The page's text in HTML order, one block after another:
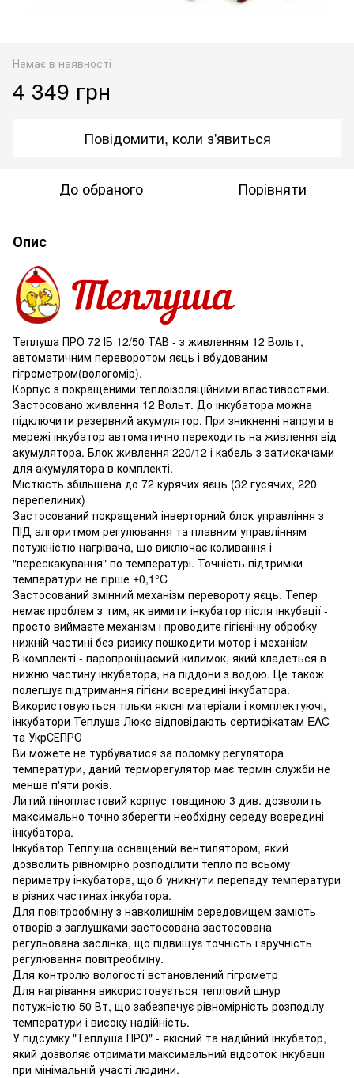
Немає в наявності
4 349 грн
Повідомити, коли з'явиться
До обраного Порівняти
Опис
Теплуша ПРО 72 ІБ 12/50 ТАВ - з живленням 12 Вольт,
автоматичним переворотом яєць і вбудованим
гігрометром(вологомір).
Корпус з покращеними теплоізоляційними властивостями.
Застосовано живлення 12 Вольт. До інкубатора можна
підключити резервний акумулятор. При зникненні напруги в
мережі інкубатор автоматично переходить на живлення від
акумулятора. Блок живлення 220/12 і кабель з затискачами
для акумулятора в комплекті.
Місткість збільшена до 72 курячих яєць (32 гусячих, 220
перепелиних)
Застосований покращений інверторний блок управління з
ПІД алгоритмом регулювання та плавним управлінням
потужністю нагрівача, що виключає коливання і
"перескакування" по температурі. Точність підтримки
температури не гірше ±0,1°C
Застосований змінний механізм перевороту яєць. Тепер
немає проблем з тим, як вимити інкубатор після інкубації -
просто виймаєте механізм і проводите гігієнічну обробку
нижній частині без ризику пошкодити мотор і механізм
В комплекті - паропроніцаємий килимок, який кладеться в
нижню частину інкубатора, на піддони з водою. Це також
полегшує підтримання гігієни всередині інкубатора.
Використовуються тільки якісні матеріали і комплектуючі,
інкубатори Теплуша Люкс відповідають сертифікатам EAC
та УкрСЕПРО
Ви можете не турбуватися за поломку регулятора
температури, даний терморегулятор має термін служби не
менше п'яти років.
Литий пінопластовий корпус товщиною 3 див. дозволить
максимально точно зберегти необхідну середу всередині
інкубатора.
Інкубатор Теплуша оснащений вентилятором, який
дозволить рівномірно розподілити тепло по всьому
периметру інкубатора, що б уникнути перепаду температури
в різних частинах інкубатора.
Для повітрообміну з навколишнім середовищем замість
отворів з заглушками застосована застосована
регульована заслінка, що підвищує точність і зручність
регулювання повітреобміну.
Для контролю вологості встановлений гігрометр
Для нагрівання використовується тепловий шнур
потужністю 50 Вт, що забезпечує рівномірність розподілу
температури і високу надійність.
У підсумку "Теплуша ПРО" - якісний та надійний інкубатор,
який дозволяє отримати максимальний відсоток інкубації
при мінімальній участі людини.